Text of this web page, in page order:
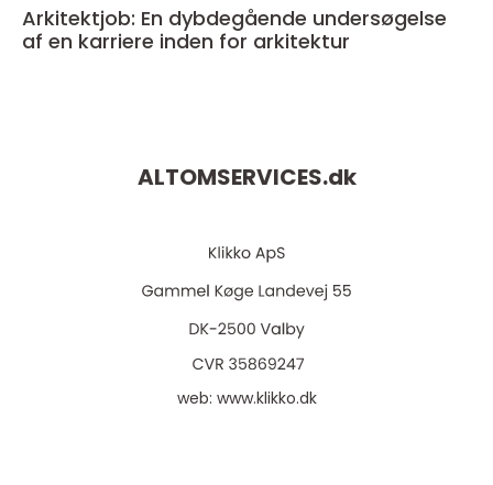
Arkitektjob: En dybdegående undersøgelse
af en karriere inden for arkitektur
ALTOMSERVICES.dk
web: www.klikko.dk